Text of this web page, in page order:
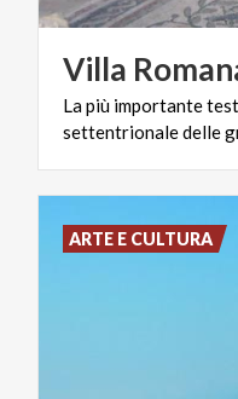
Villa
Lapiù importante
settentrionaledelle
ARTE E CULTURA